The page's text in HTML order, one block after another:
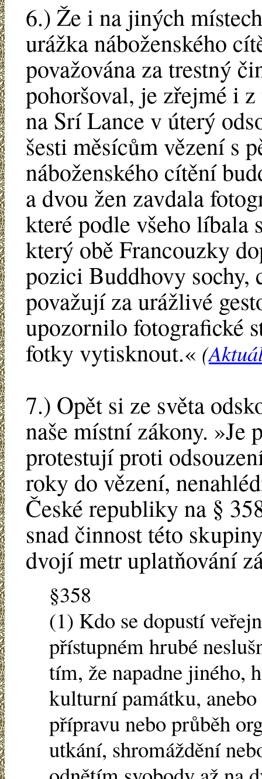
6.) Že i na jiných
urážka náboženského
považována za trestný
pohoršoval, je zřejmé i
na Srí Lance v úterý
šesti měsícům vězení s
náboženského cítění
a dvou žen zavdala
které podle všeho líbala
který obě Francouzky
pozici Buddhovy
považují za urážlivé
upozornilo fotografické
fotky vytisknout.« (
7.) Opět si ze světa
naše místní zákony.
protestují proti
roky do vězení,
České republiky na §
snad činnost této
dvojí metr uplatňování
§358
(1) Kdo se dopustí
přístupném hrubé
tím, že napadne jiného,
kulturní památku,
přípravu nebo průběh
utkání, shromáždění